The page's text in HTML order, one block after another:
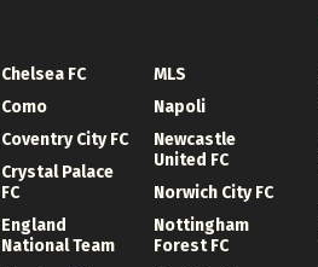
Chelsea FC
Como
Coventry City FC
Crystal Palace
FC
England
National Team
MLS
Napoli
Newcastle
United FC
Norwich City FC
Nottingham
Forest FC